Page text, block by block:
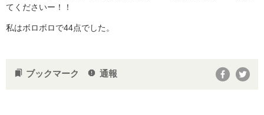
てくださいー！！
私はボロボロで44点でした。
bookmarks ブックマーク report 通報